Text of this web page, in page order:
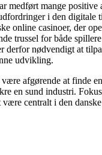
medført mange positive
i den digitale
online casinoer, der
trussel for både
derfor nødvendigt at
udvikling.
afgørende at finde
en sund industri.
centralt i den